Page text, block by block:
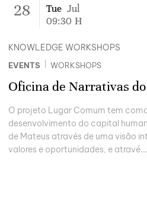
28 Tue Jul
09:30 H
EVENTS WORKSHOPS
Oficina de Narrativas
O projeto Lugar Comum tem
desenvolvimento do capital
de Mateus através de uma visão
valores e oportunidades, e atravé...
KNOWLEDGE WORKSHOPS